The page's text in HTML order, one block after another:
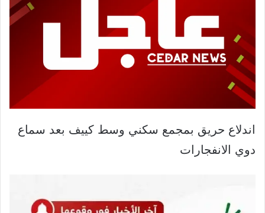
اندلاع حريق بمجمع سكني وسط كييف بعد سماع
دوي الانفجارات